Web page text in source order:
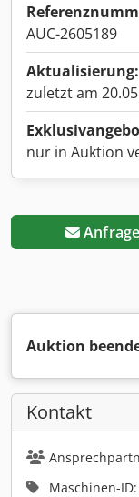
AUC-2605189
Aktualisierung:
zuletzt am
nur in Auktion
Auktion
Kontakt
Maschinen-